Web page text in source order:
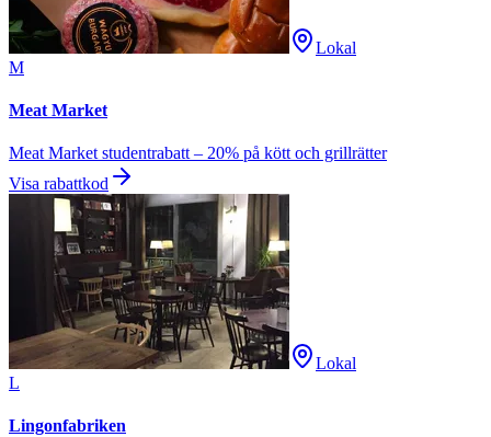
Lokal
M
Meat Market
Meat Market studentrabatt – 20% på kött och grillrätter
Visa rabattkod
Lokal
L
Lingonfabriken